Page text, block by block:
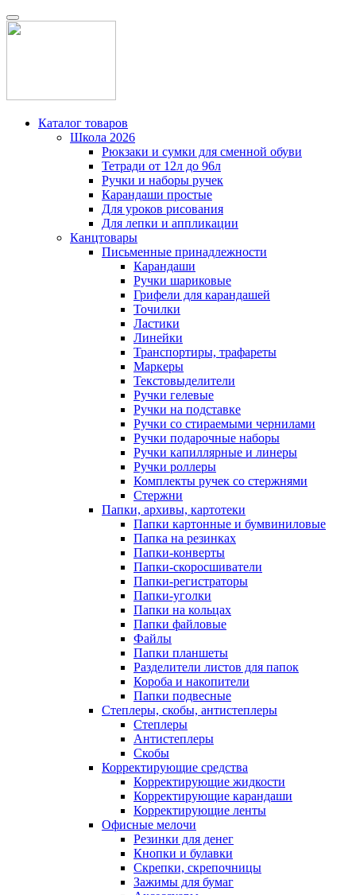
Каталог товаров
Школа 2026
Рюкзаки и сумки для сменной обуви
Тетради от 12л до 96л
Ручки и наборы ручек
Карандаши простые
Для уроков рисования
Для лепки и аппликации
Канцтовары
Письменные принадлежности
Карандаши
Ручки шариковые
Грифели для карандашей
Точилки
Ластики
Линейки
Транспортиры, трафареты
Маркеры
Текстовыделители
Ручки гелевые
Ручки на подставке
Ручки со стираемыми чернилами
Ручки подарочные наборы
Ручки капиллярные и линеры
Ручки роллеры
Комплекты ручек со стержнями
Стержни
Папки, архивы, картотеки
Папки картонные и бумвиниловые
Папка на резинках
Папки-конверты
Папки-скоросшиватели
Папки-регистраторы
Папки-уголки
Папки на кольцах
Папки файловые
Файлы
Папки планшеты
Разделители листов для папок
Короба и накопители
Папки подвесные
Степлеры, скобы, антистеплеры
Степлеры
Антистеплеры
Скобы
Корректирующие средства
Корректирующие жидкости
Корректирующие карандаши
Корректирующие ленты
Офисные мелочи
Резинки для денег
Кнопки и булавки
Скрепки, скрепочницы
Зажимы для бумаг